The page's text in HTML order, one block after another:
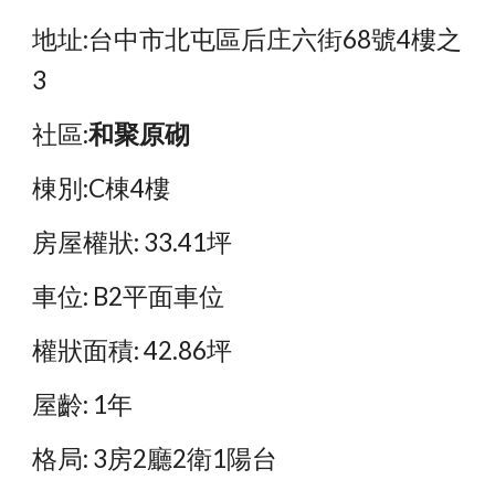
地址:台中市北屯區后庄六街68號4樓之
3
社區:和聚原砌
棟別:C棟4樓
房屋權狀: 33.41坪
車位: B2平面車位
權狀面積: 42.86坪
屋齡: 1年
格局: 3房2廳2衛1陽台